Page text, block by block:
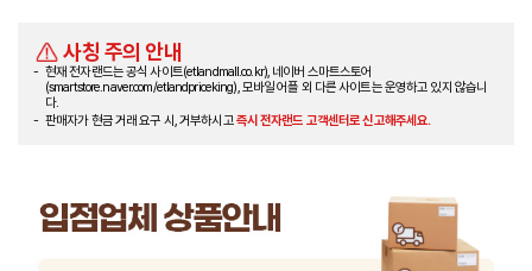
사칭 주의 안내
현재 전자랜드는 공식 사이트(etlandmall.co.kr), 네이버 스마트스토어
(smartstore.naver.com/etlandpriceking), 모바일 어플 외 다른 사이트는 운영하고 있지 않습니
다.
판매자가 현금 거래 요구 시, 거부하시고즉시 전자랜드 고객센터로 신고해주세요.